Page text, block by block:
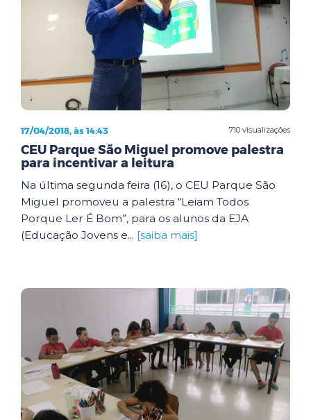
710 visualizações
17/04/2018, às 14:43
CEU Parque São Miguel promove palestra
para incentivar a leitura
Na última segunda feira (16), o CEU Parque São
Miguel promoveu a palestra “Leiam Todos
Porque Ler É Bom”, para os alunos da EJA
(Educação Jovens e... [saiba mais]